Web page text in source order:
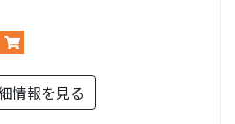
情報を見る